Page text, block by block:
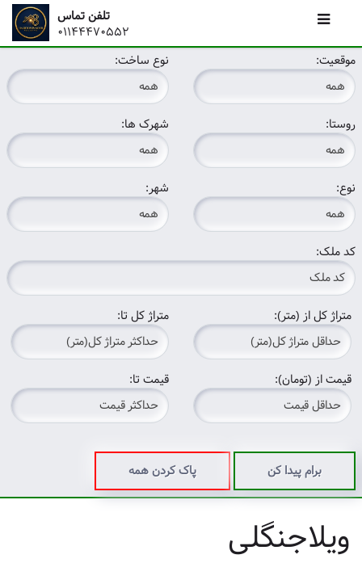
تلفن تماس
01144470552
نوع ساخت:
موقعیت:
شهرک ها: روستا:
شهر: نوع:
کد ملک:
متراژ کل از (متر): متراژ کل تا:
قیمت از (تومان): قیمت تا:
برام پیدا کن پاک کردن همه
ویلاجنگلی